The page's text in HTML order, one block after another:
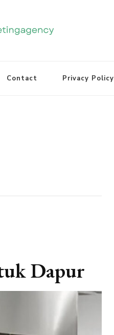
Contact Privacy Policy
Dapur